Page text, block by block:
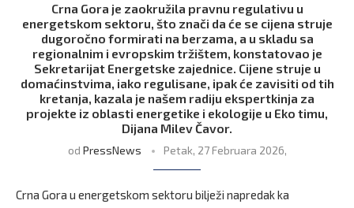
Crna Gora je zaokružila pravnu regulativu u
energetskom sektoru, što znači da će se cijena struje
dugoročno formirati na berzama, a u skladu sa
regionalnim i evropskim tržištem, konstatovao je
Sekretarijat Energetske zajednice. Cijene struje u
domaćinstvima, iako regulisane, ipak će zavisiti od tih
kretanja, kazala je našem radiju ekspertkinja za
projekte iz oblasti energetike i ekologije u Eko timu,
Dijana Milev Čavor.
od PressNews Petak, 27 Februara 2026,
Crna Gora u energetskom sektoru bilježi napredak ka